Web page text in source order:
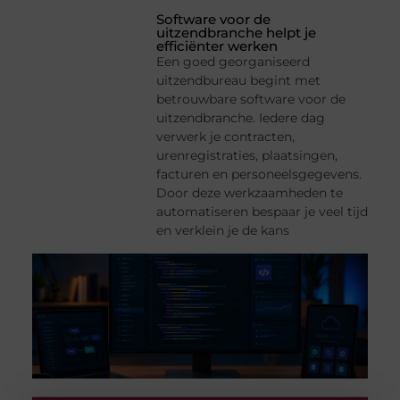
Software voor de
uitzendbranche helpt je
efficiënter werken
Een goed georganiseerd
uitzendbureau begint met
betrouwbare software voor de
uitzendbranche. Iedere dag
verwerk je contracten,
urenregistraties, plaatsingen,
facturen en personeelsgegevens.
Door deze werkzaamheden te
automatiseren bespaar je veel tijd
en verklein je de kans